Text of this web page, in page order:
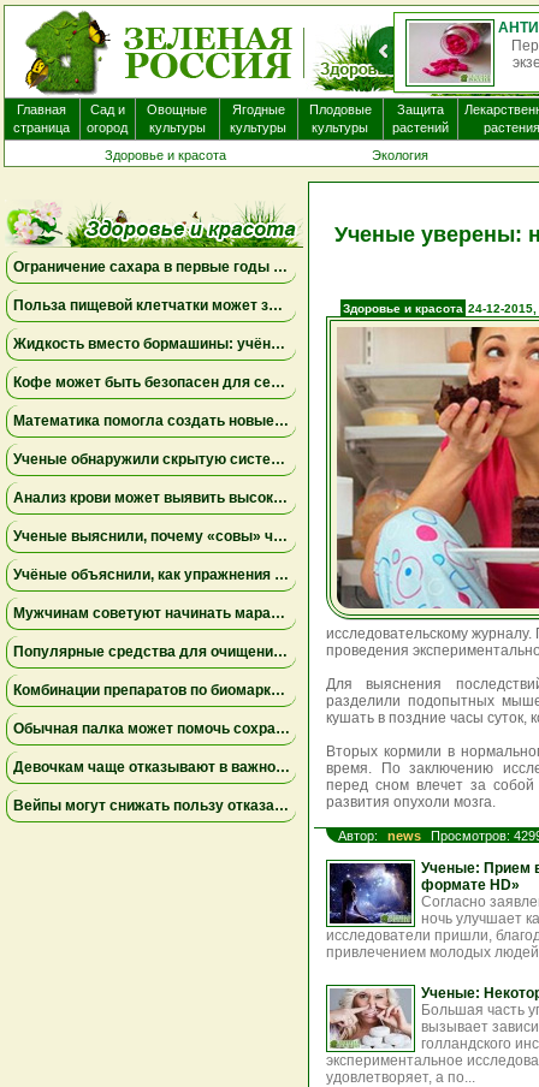
АНТИГИСТАМИННЫЕ ПРЕПАРАТЫ ПОЧТИ НЕ ПОМОГАЮТ ПРИ ЭКЗЕМЕ И МОГУТ ВЫЗЫВАТЬ ПОБОЧНЫЕ ЭФФЕКТЫ
препараты, которые часто назначают пациентам с
вероятно, не приносят существенной пользы. Бол...
Главная
страница
Сад и
огород
Овощные
культуры
Ягодные
культуры
Плодовые
культуры
Защита
растений
растения
Здоровье и красота
Экология
Ограничение сахара в первые годы жизни может снизить риск болезни Альцгеймера
Польза пищевой клетчатки может зависеть от конкретных бактерий в кишечнике
Жидкость вместо бормашины: учёные подтвердили эффективность нового метода лечения детского кариеса
Кофе может быть безопасен для сердца, а энергетики — повышать риск аритмии
Математика помогла создать новые биомаркеры для прогнозирования рака молочной железы
Ученые обнаружили скрытую систему очистки в задней части глаза
Анализ крови может выявить высокий риск болезни Альцгеймера за десять лет до появления симптомов
Ученые выяснили, почему «совы» чаще набирают жир в области живота
Учёные объяснили, как упражнения замедляют старение мышц
Мужчинам советуют начинать марафон медленнее
Популярные средства для очищения слизи не помогли пациентам на ИВЛ и могут повышать риск осложнений
Комбинации препаратов по биомаркерам помогли уменьшить устойчивую к лечению меланому
Обычная палка может помочь сохранить равновесие
Девочкам чаще отказывают в важной защите после рождения
Вейпы могут снижать пользу отказа от сигарет
Ученые уверены:
Здоровье и красота 24-12-
исследовательскому
проведения
Для выяснения
разделили подопытных
кушать в поздние часы суток,
Вторых кормили в
время. По заключению
перед сном влечет за
развития опухоли мозга.
Автор: news Просмотров:
Ученые: Прием
формате HD»
Согласно
ночь улучшает
исследователи пришли,
привлечением молодых
Ученые:
Большая часть
вызывает
голландского
экспериментальное
удовлетворяет, а по...